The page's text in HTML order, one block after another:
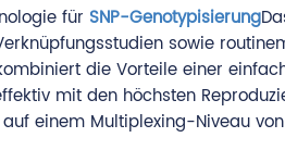
für SNP-Genotypisierung
sowie
die Vorteile einer
mit den höchsten
einem Multiplexing-Niveau